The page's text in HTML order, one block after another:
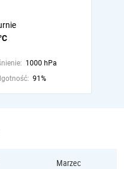
1000 hPa
91%
Marzec